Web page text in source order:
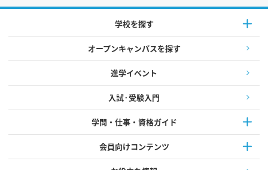
学校を探す
オープンキャンパスを探す
進学イベント
入試·受験入門
学問・仕事・資格ガイド
会員向けコンテンツ